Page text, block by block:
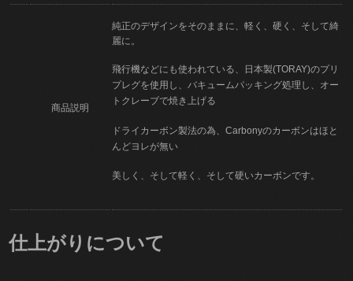
商品説明
純正のデザインをそのままに、軽く、硬く、そして綺
麗に。
飛行機などにも使われている、日本製(TORAY)のプリ
プレグを使用し、バキュームパッキング処理し、オー
トクレーブで焼き上げる
ドライカーボン製法の為、Carbonyのカーボンはほと
んどヨレが無い
美しく、そして軽く、そして硬いカーボンです。
仕上がりについて